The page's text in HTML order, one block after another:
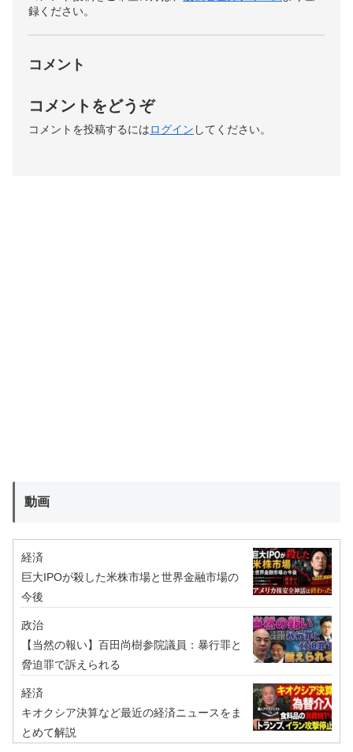
録ください。
コメント
コメントをどうぞ
コメントを投稿するにはログイン してください。
動画
経済
巨大IPOが殺した米株市場と世界金融市場の
今後
政治
【当然の報い】百田尚樹参院議員：暴行罪と
脅迫罪で訴えられる
経済
キオクシア決算など最近の経済ニュースをま
とめて解説